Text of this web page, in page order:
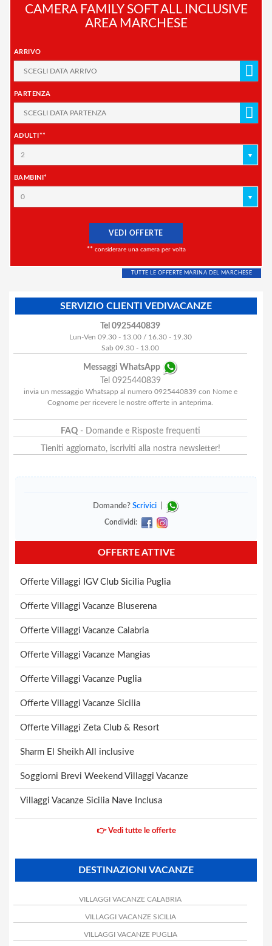
CAMERA FAMILY SOFT ALL INCLUSIVE
AREA MARCHESE
ARRIVO
PARTENZA
ADULTI**
2
BAMBINI*
0
VEDI OFFERTE
** considerare una camera per volta
TUTTE LE OFFERTE MARINA DEL MARCHESE
SERVIZIO CLIENTI VEDIVACANZE
Tel 0925440839
Lun-Ven 09.30 - 13.00 / 16.30 - 19.30
Sab 09.30 - 13.00
Messaggi WhatsApp
Tel 0925440839
invia un messaggio Whatsapp al numero 0925440839 con Nome e
Cognome per ricevere le nostre offerte in anteprima.
FAQ- Domande e Risposte frequenti
Tieniti aggiornato, iscriviti alla nostra newsletter!
Domande? Scrivici
Condividi:
OFFERTE ATTIVE
Offerte Villaggi IGV Club Sicilia Puglia
Offerte Villaggi Vacanze Bluserena
Offerte Villaggi Vacanze Calabria
Offerte Villaggi Vacanze Mangias
Offerte Villaggi Vacanze Puglia
Offerte Villaggi Vacanze Sicilia
Offerte Villaggi Zeta Club & Resort
Sharm El Sheikh All inclusive
Soggiorni Brevi Weekend Villaggi Vacanze
Villaggi Vacanze Sicilia Nave Inclusa
👉 Vedi tutte le offerte
DESTINAZIONI VACANZE
VILLAGGI VACANZE CALABRIA
VILLAGGI VACANZE SICILIA
VILLAGGI VACANZE PUGLIA